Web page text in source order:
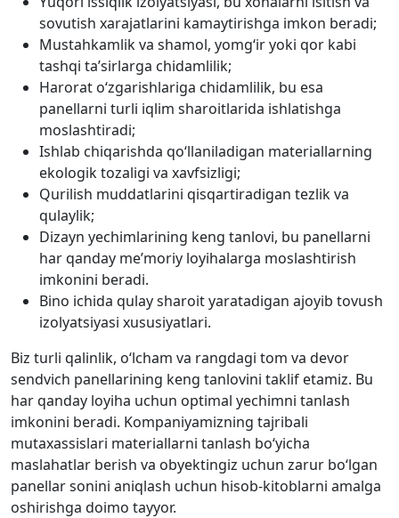
sovutish xarajatlarini kamaytirishga imkon beradi;
Mustahkamlik va shamol, yomg‘ir yoki qor kabi
tashqi ta’sirlarga chidamlilik;
Harorat o‘zgarishlariga chidamlilik, bu esa
panellarni turli iqlim sharoitlarida ishlatishga
moslashtiradi;
Ishlab chiqarishda qo‘llaniladigan materiallarning
ekologik tozaligi va xavfsizligi;
Qurilish muddatlarini qisqartiradigan tezlik va
qulaylik;
Dizayn yechimlarining keng tanlovi, bu panellarni
har qanday me’moriy loyihalarga moslashtirish
imkonini beradi.
Bino ichida qulay sharoit yaratadigan ajoyib tovush
izolyatsiyasi xususiyatlari.
Biz turli qalinlik, o‘lcham va rangdagi tom va devor
sendvich panellarining keng tanlovini taklif etamiz. Bu
har qanday loyiha uchun optimal yechimni tanlash
imkonini beradi. Kompaniyamizning tajribali
mutaxassislari materiallarni tanlash bo‘yicha
maslahatlar berish va obyektingiz uchun zarur bo‘lgan
panellar sonini aniqlash uchun hisob-kitoblarni amalga
oshirishga doimo tayyor.